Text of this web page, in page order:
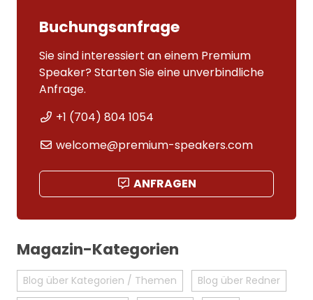
Buchungsanfrage
Sie sind interessiert an einem Premium
Speaker? Starten Sie eine unverbindliche
Anfrage.
+1 (704) 804 1054
welcome@premium-speakers.com
ANFRAGEN
Magazin-Kategorien
Blog über Kategorien / Themen
Blog über Redner